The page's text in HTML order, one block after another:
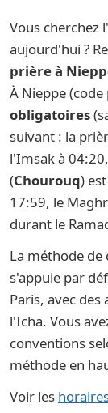
Vous cherchez l'
aujourd'hui ?
prière à
À Nieppe
obligatoires
suivant : la
l'Imsak à
(Chourouq)
17:59, le
durant le
La méthode de
s'appuie par
Paris, avec des
l'Icha. Vous
conventions
méthode en
Voir les